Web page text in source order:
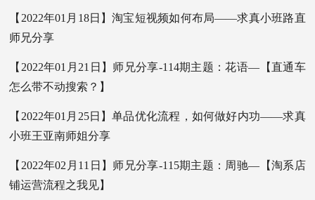
【2022年01月18日】淘宝短视频如何布局——求真小班路直
师兄分享
【2022年01月21日】师兄分享-114期主题：花语—【直通车
怎么带不动搜索？】
【2022年01月25日】单品优化流程，如何做好内功——求真
小班王亚南师姐分享
【2022年02月11日】师兄分享-115期主题：周驰—【淘系店
铺运营流程之我见】